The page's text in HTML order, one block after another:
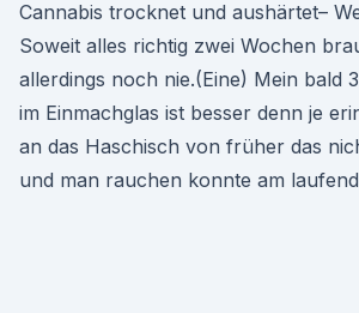
Cannabis trocknet und aushärtet–
Soweit alles richtig zwei Wochen
allerdings noch nie.(Eine) Mein bald
im Einmachglas ist besser denn je
an das Haschisch von früher das
und man rauchen konnte am